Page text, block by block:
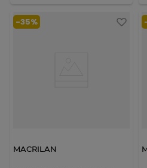
-35%
MACRILAN